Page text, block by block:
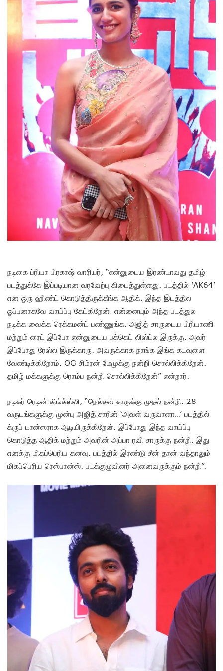
நடிகை ப்ரியா பிரகாஷ் வாரியர், “என்னுடைய இரண்டாவது தமிழ்
படத்துக்கே இப்படியான வரவேற்பு கிடைத்துள்ளது. படத்தில் ’AK64’
என ஒரு ஹிண்ட் கொடுத்திருக்கீங்க ஆதிக். இந்த இடத்தில
ஓப்பனாகவே வாய்ப்பு கேட்கிறேன். என்னையும் அந்த படத்துல
நடிக்க வைக்க ரெக்கமன்ட் பண்ணுங்க. அஜித் சாருடைய பிரியாணி
மற்றும் ரைட் இப்போ என்னுடைய பக்கெட் லிஸ்ட்ல இருக்கு. அவர்
இப்போது ரேஸ்ல இருக்காரு. அவருக்காக நாங்க இங்க கடவுளை
வேண்டிக்கிறோம். OG சிம்ரன் மேமுக்கு நன்றி சொல்லிக்கிறேன்.
தமிழ் மக்களுக்கு ரொம்ப நன்றி சொல்லிக்கிறேன்” என்றார்.
நடிகர் ரெடின் கிங்க்ஸ்லி, “நெல்சன் சாருக்கு முதல் நன்றி. 28
வருடங்களுக்கு முன்பு அஜித் சாரின் ‘அவள் வருவாளா…’ படத்தில்
க்ரூப் டான்ஸராக ஆடியிருக்கிறேன். இப்போது இந்த வாய்ப்பு
கொடுத்த ஆதிக் மற்றும் அவரின் அப்பா ரவி சாருக்கு நன்றி. இது
எனக்கு மிகப்பெரிய கனவு. படத்தில் இரண்டு சீன் தான் வந்தாலும்
மிகப்பெரிய ரெஸ்பான்ஸ். படக்குழுவினர் அனைவருக்கும் நன்றி”.